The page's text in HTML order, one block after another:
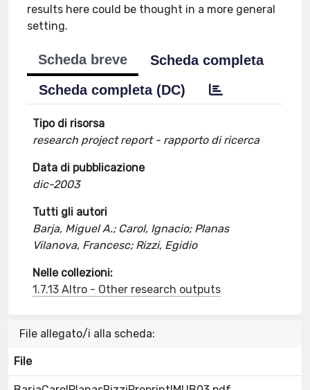
results here could be thought in a more general
setting.
Scheda breve
Scheda completa
Scheda completa (DC)
Tipo di risorsa
research project report - rapporto di ricerca
Data di pubblicazione
dic-2003
Tutti gli autori
Barja, Miguel A.; Carol, Ignacio; Planas
Vilanova, Francesc; Rizzi, Egidio
Nelle collezioni:
1.7.13 Altro - Other research outputs
File allegato/i alla scheda:
File